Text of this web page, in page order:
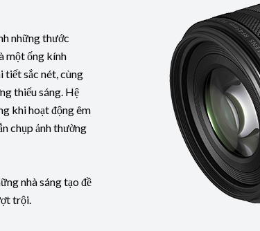
những thước
một ống kính
tiết sắc nét, cùng
thiếu sáng. Hệ
khi hoạt động êm
chụp ảnh thường
nhà sáng tạo đề
trội.